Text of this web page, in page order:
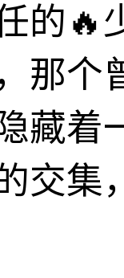
的🔥
那个
藏着
交集